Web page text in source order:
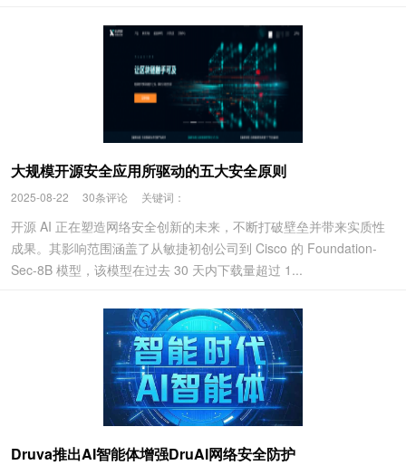
大规模开源安全应用所驱动的五大安全原则
2025-08-22 30条评论 关键词：
开源 AI 正在塑造网络安全创新的未来，不断打破壁垒并带来实质性
成果。其影响范围涵盖了从敏捷初创公司到 Cisco 的 Foundation-
Sec-8B 模型，该模型在过去 30 天内下载量超过 1...
Druva推出AI智能体增强DruAI网络安全防护